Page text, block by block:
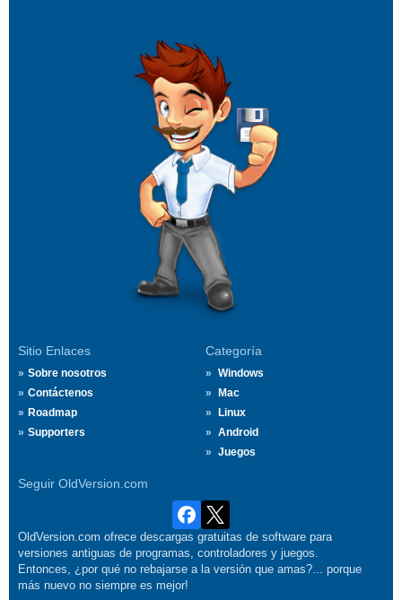
Sitio Enlaces
Sobre nosotros
Contáctenos
Roadmap
Supporters
Categoría
Windows
Mac
Linux
Android
Juegos
Seguir OldVersion.com
OldVersion.com ofrece descargas gratuitas de software para
versiones antiguas de programas, controladores y juegos.
Entonces, ¿por qué no rebajarse a la versión que amas?... porque
más nuevo no siempre es mejor!